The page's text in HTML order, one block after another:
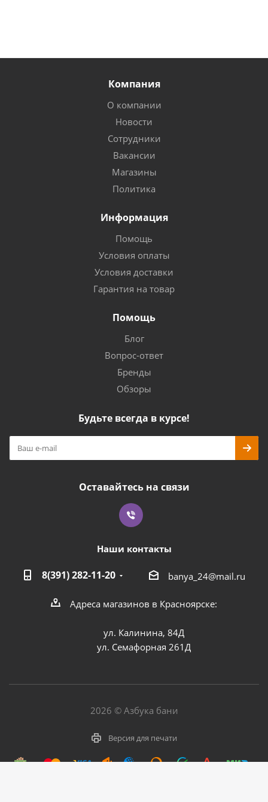
Компания
О компании
Новости
Сотрудники
Вакансии
Магазины
Политика
Информация
Помощь
Условия оплаты
Условия доставки
Гарантия на товар
Помощь
Блог
Вопрос-ответ
Бренды
Обзоры
Будьте всегда в курсе!
Оставайтесь на связи
Наши контакты
8(391) 282-11-20 banya_24@mail.ru
Адреса магазинов в Красноярске:
ул. Калинина, 84Д
ул. Семафорная 261Д
2026 © Азбука бани
Версия для печати